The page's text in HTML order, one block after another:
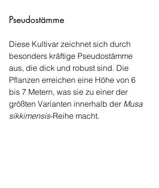
Pseudostämme
Diese Kultivar zeichnet sich durch
besonders kräftige Pseudostämme
aus, die dick und robust sind. Die
Pflanzen erreichen eine Höhe von 6
bis 7 Metern, was sie zu einer der
größten Varianten innerhalb der Musa
sikkimensis-Reihe macht.